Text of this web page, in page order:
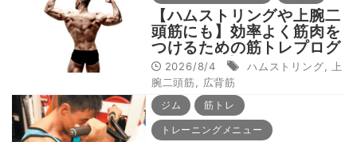
【ハムストリングや上腕二
頭筋にも】効率よく筋肉を
つけるための筋トレプログ
ラム“POF法”とは？
2026/8/4 ハムストリング
上
腕二頭筋
広背筋
ジム 筋トレ
トレーニングメニュー